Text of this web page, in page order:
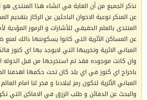
نذكر الجميع من أن الغاية في انشاء هذا المنتدى هو
عن المنكر توعية الاخوان الباحثين عن الركاز
المنتدى بالعلم الحقيقي للأشارات و الرموز المؤدية
عن المساكن الأثرية التي كانوا يسكوننها ذالك
المباني الاثرية وتخريبها التي لايوجد بها اي كنوز
وان كانت موجوده فقد تم استخرجها من قبل الدوله
باخراج اي كنوز في اي بلد كان تحت حكمها اهدفنا
المباني الأثرية لتكون رمز لبلادنا و فخر لنا امام
والبحث عن الدفائن و طلب الرزق في الاماكن التي